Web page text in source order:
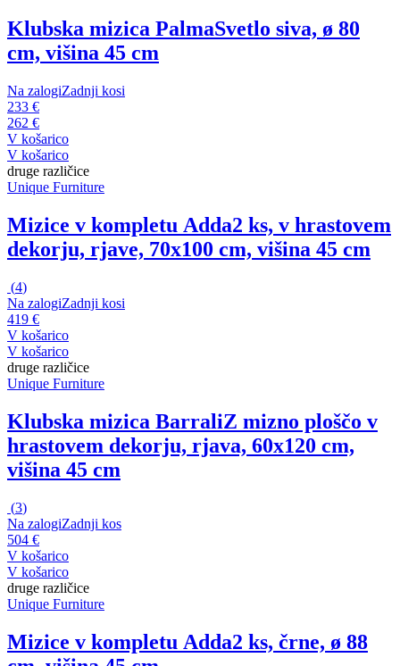
Klubska mizica PalmaSvetlo siva, ø 80
cm, višina 45 cm
Na zalogiZadnji kosi
233 €
262 €
V košarico
V košarico
druge različice
Unique Furniture
Mizice v kompletu Adda2 ks, v hrastovem
dekorju, rjave, 70x100 cm, višina 45 cm
(4)
Na zalogiZadnji kosi
419 €
V košarico
V košarico
druge različice
Unique Furniture
Klubska mizica BarraliZ mizno ploščo v
hrastovem dekorju, rjava, 60x120 cm,
višina 45 cm
(3)
Na zalogiZadnji kos
504 €
V košarico
V košarico
druge različice
Unique Furniture
Mizice v kompletu Adda2 ks, črne, ø 88